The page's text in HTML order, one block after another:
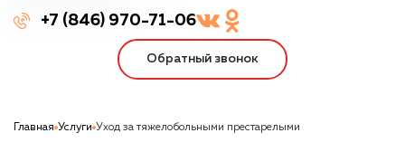
+7 (846) 970-71-06
Обратный звонок
Главная Услуги Уход за тяжелобольными престарелыми